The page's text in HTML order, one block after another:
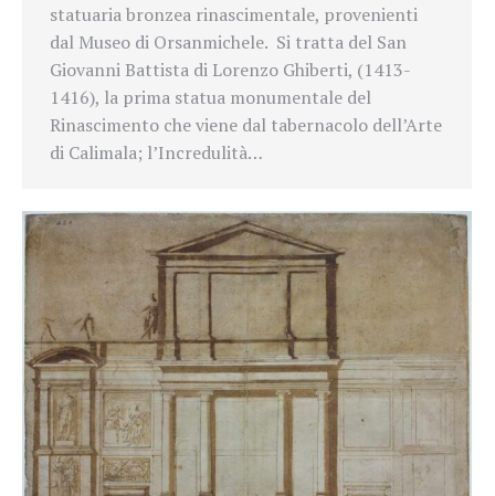
statuaria bronzea rinascimentale, provenienti
dal Museo di Orsanmichele. Si tratta del San
Giovanni Battista di Lorenzo Ghiberti, (1413-
1416), la prima statua monumentale del
Rinascimento che viene dal tabernacolo dell’Arte
di Calimala; l’Incredulità…